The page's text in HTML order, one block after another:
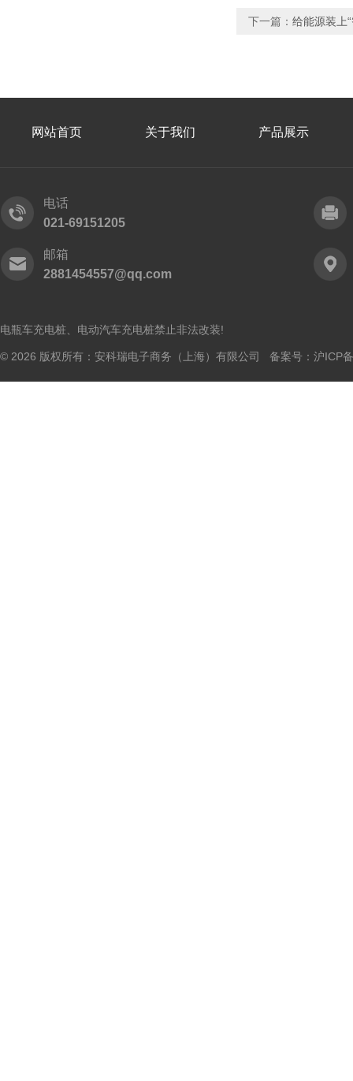
下一篇： 给能源装上
网站首页 关于我们 产品展示
电话
021-69151205
邮箱
2881454557@qq.com
电瓶车充电桩、电动汽车充电桩禁止非法改装!
© 2026 版权所有：安科瑞电子商务（上海）有限公司 备案号： 沪ICP